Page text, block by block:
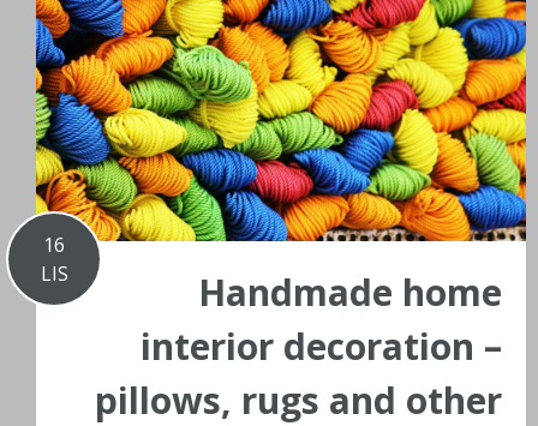
16
LIS
Handmade home
interior decoration –
pillows, rugs and other